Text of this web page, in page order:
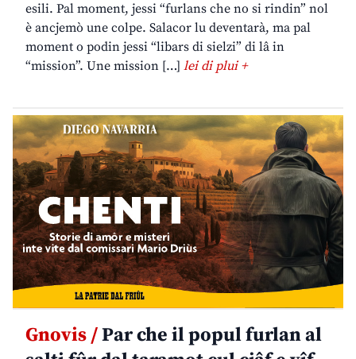
esili. Pal moment, jessi “furlans che no si rindin” nol
è ancjemò une colpe. Salacor lu deventarà, ma pal
moment o podin jessi “libars di sielzi” di lâ in
“mission”. Une mission […] lei di plui +
Gnovis /Par che il popul furlan al